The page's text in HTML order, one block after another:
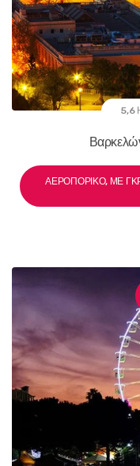
5,6
ΑΕΡΟΠΟΡΙΚΌ, ΜΕ